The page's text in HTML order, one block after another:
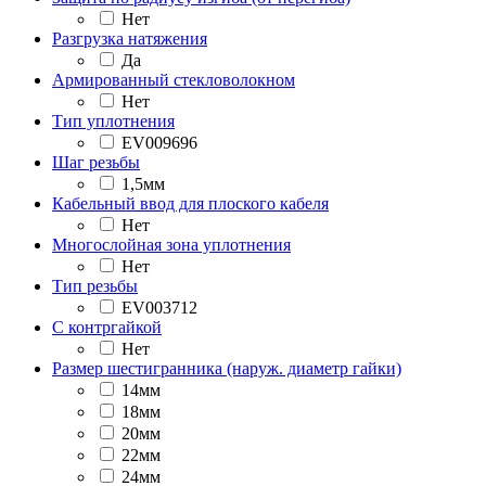
Нет
Разгрузка натяжения
Да
Армированный стекловолокном
Нет
Тип уплотнения
EV009696
Шаг резьбы
1,5мм
Кабельный ввод для плоского кабеля
Нет
Многослойная зона уплотнения
Нет
Тип резьбы
EV003712
С контргайкой
Нет
Размер шестигранника (наруж. диаметр гайки)
14мм
18мм
20мм
22мм
24мм